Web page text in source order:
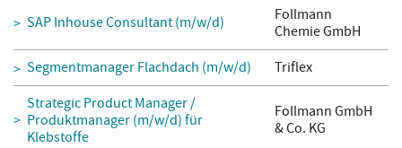
SAP Inhouse Consultant (m/w/d)
Follmann
Chemie GmbH
Segmentmanager Flachdach (m/w/d)
Triflex
Strategic Product Manager /
Produktmanager (m/w/d) für
Klebstoffe
Follmann GmbH
& Co. KG